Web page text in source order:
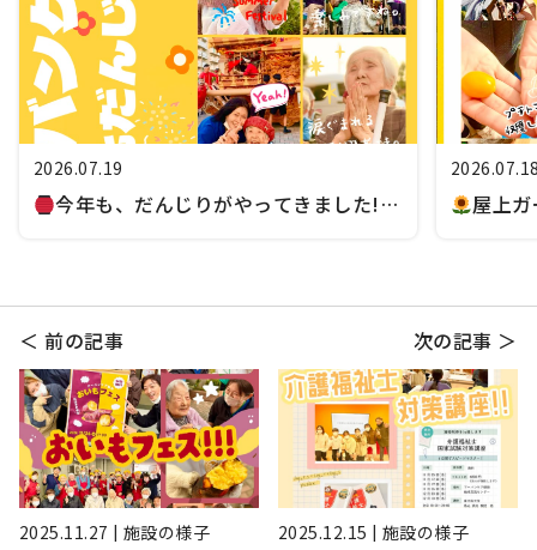
2026.07.19
今年も、だんじりがやってきました!!! 屋上
＜ 前の記事
2025.11.27 | 施設の様子
次の記事 ＞
2025.12.15 | 施設の様子